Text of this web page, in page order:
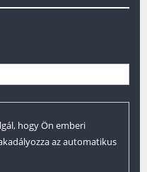
hogy Ön emberi
az automatikus